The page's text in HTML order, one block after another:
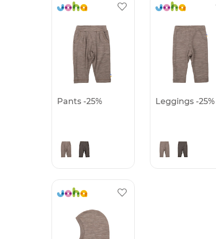
Pants -25% Leggings -25%